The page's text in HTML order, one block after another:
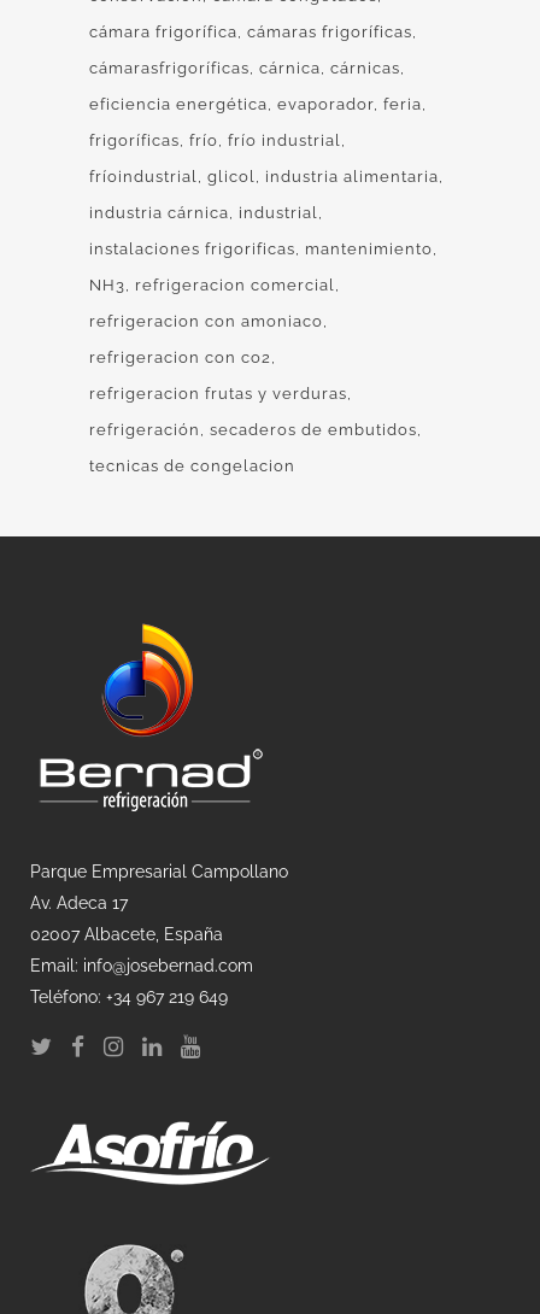
cámara frigorífica cámaras frigoríficas
cámarasfrigoríficas cárnica cárnicas
eficiencia energética evaporador feria
frigoríficas frío frío industrial
fríoindustrial glicol
industria alimentaria
industria cárnica
industrial
instalaciones frigorificas
mantenimiento
NH3
refrigeracion comercial
refrigeracion con amoniaco
refrigeracion con co2
refrigeracion frutas y verduras
refrigeración
secaderos de embutidos
tecnicas de congelacion
Parque Empresarial Campollano
Av. Adeca 17
02007 Albacete, España
Email: info@josebernad.com
Teléfono: +34 967 219 649